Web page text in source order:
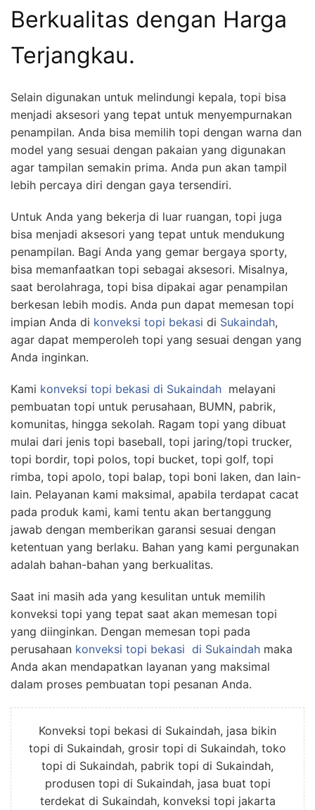
Berkualitas dengan Harga
Terjangkau.
Selain digunakan untuk melindungi kepala, topi bisa
menjadi aksesori yang tepat untuk menyempurnakan
penampilan. Anda bisa memilih topi dengan warna dan
model yang sesuai dengan pakaian yang digunakan
agar tampilan semakin prima. Anda pun akan tampil
lebih percaya diri dengan gaya tersendiri.
Untuk Anda yang bekerja di luar ruangan, topi juga
bisa menjadi aksesori yang tepat untuk mendukung
penampilan. Bagi Anda yang gemar bergaya sporty,
bisa memanfaatkan topi sebagai aksesori. Misalnya,
saat berolahraga, topi bisa dipakai agar penampilan
berkesan lebih modis. Anda pun dapat memesan topi
impian Anda di konveksi topi bekasi di Sukaindah,
agar dapat memperoleh topi yang sesuai dengan yang
Anda inginkan.
Kami konveksi topi bekasi di Sukaindah melayani
pembuatan topi untuk perusahaan, BUMN, pabrik,
komunitas, hingga sekolah. Ragam topi yang dibuat
mulai dari jenis topi baseball, topi jaring/topi trucker,
topi bordir, topi polos, topi bucket, topi golf, topi
rimba, topi apolo, topi balap, topi boni laken, dan lain-
lain. Pelayanan kami maksimal, apabila terdapat cacat
pada produk kami, kami tentu akan bertanggung
jawab dengan memberikan garansi sesuai dengan
ketentuan yang berlaku. Bahan yang kami pergunakan
adalah bahan-bahan yang berkualitas.
Saat ini masih ada yang kesulitan untuk memilih
konveksi topi yang tepat saat akan memesan topi
yang diinginkan. Dengan memesan topi pada
perusahaan konveksi topi bekasi di Sukaindah maka
Anda akan mendapatkan layanan yang maksimal
dalam proses pembuatan topi pesanan Anda.
Konveksi topi bekasi di Sukaindah, jasa bikin
topi di Sukaindah, grosir topi di Sukaindah, toko
topi di Sukaindah, pabrik topi di Sukaindah,
produsen topi di Sukaindah, jasa buat topi
terdekat di Sukaindah, konveksi topi jakarta